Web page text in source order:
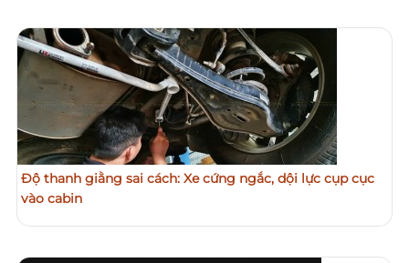
Độ thanh giằng sai cách: Xe cứng ngắc, dội lực cụp cục
vào cabin